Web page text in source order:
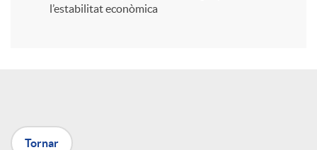
X
l’estabilitat econòmica
Tornar